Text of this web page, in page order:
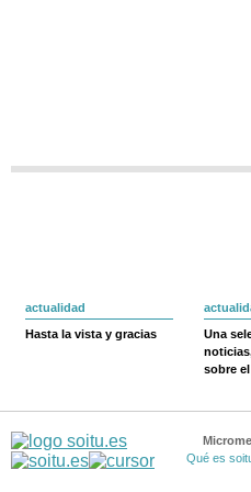
actualidad
Hasta la vista y gracias
Una
sobre
Qué es